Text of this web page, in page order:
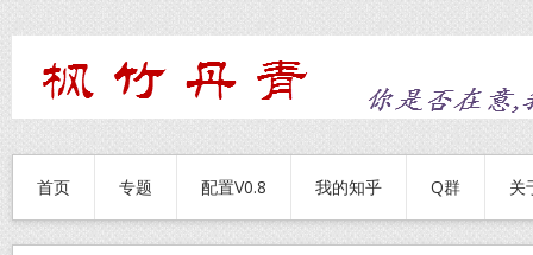
首页 专题 配置V0.8 我的知乎 Q群 关